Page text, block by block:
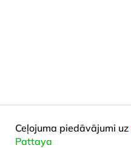
Ceļojuma piedāvājumi uz
Pattaya